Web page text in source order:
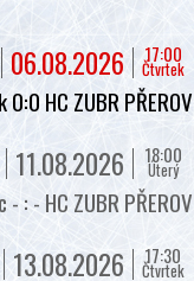
17:00
Čtvrtek
06.08.2026
HC ZUBR PŘEROV
18:00
Úterý
11.08.2026
: - HC ZUBR PŘEROV
17:30
Čtvrtek
13.08.2026